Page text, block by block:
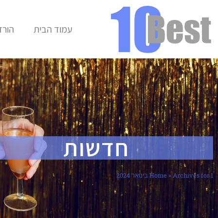
עמוד הבית
חדשות
Home »Archives for 1 בינואר 2024